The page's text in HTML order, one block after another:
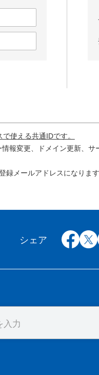
使える共通IDです。
報変更、ドメイン更新、
メールアドレスになります
シェア